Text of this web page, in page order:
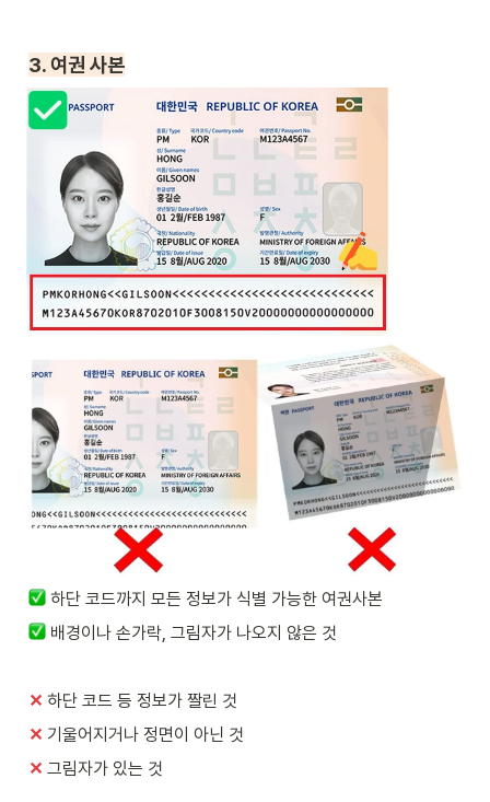
3. 여권 사본
하단 코드까지 모든 정보가 식별 가능한 여권사본
배경이나 손가락, 그림자가 나오지 않은 것
✕ 하단 코드 등 정보가 짤린 것
✕ 기울어지거나 정면이 아닌 것
✕ 그림자가 있는 것